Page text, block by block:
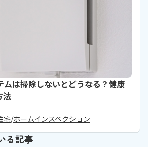
ムは掃除しないとどうなる？健康
法
宅 ホームインスペクション
る記事